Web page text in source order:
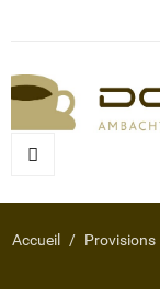
Accueil Provisions